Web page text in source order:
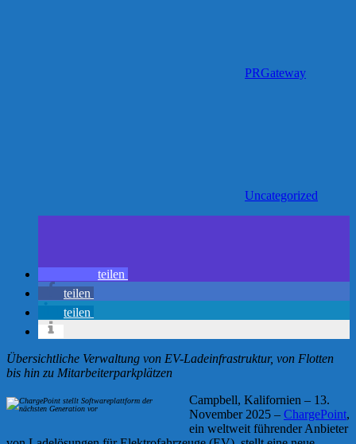
PRGateway
Uncategorized
teilen
teilen
teilen
Übersichtliche Verwaltung von EV-Ladeinfrastruktur, von Flotten
bis hin zu Mitarbeiterparkplätzen
Campbell, Kalifornien – 13.
November 2025 – ChargePoint,
ein weltweit führender Anbieter